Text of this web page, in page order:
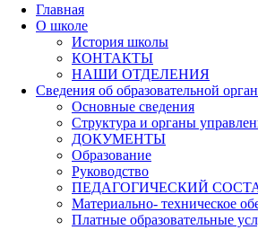
Главная
О школе
История школы
КОНТАКТЫ
НАШИ ОТДЕЛЕНИЯ
Сведения об образовательной
Основные сведения
Структура и органы
ДОКУМЕНТЫ
Образование
Руководство
ПЕДАГОГИЧЕСКИЙ
Материально- техническое
Платные образовательные